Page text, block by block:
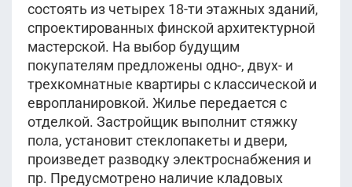
состоять из четырех 18-ти этажных зданий,
спроектированных финской архитектурной
мастерской. На выбор будущим
покупателям предложены одно-, двух- и
трехкомнатные квартиры с классической и
европланировкой. Жилье передается с
отделкой. Застройщик выполнит стяжку
пола, установит стеклопакеты и двери,
произведет разводку электроснабжения и
пр. Предусмотрено наличие кладовых